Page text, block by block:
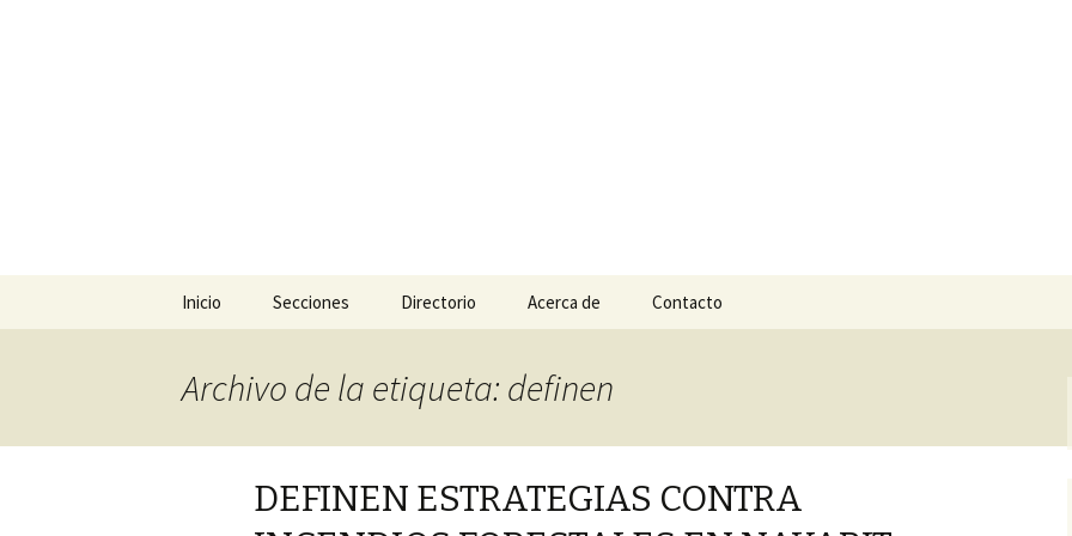
Inicio Secciones
Deportes
Directorio Acerca de Contacto
Archivo de la etiqueta: definen
DEFINEN ESTRATEGIAS CONTRA